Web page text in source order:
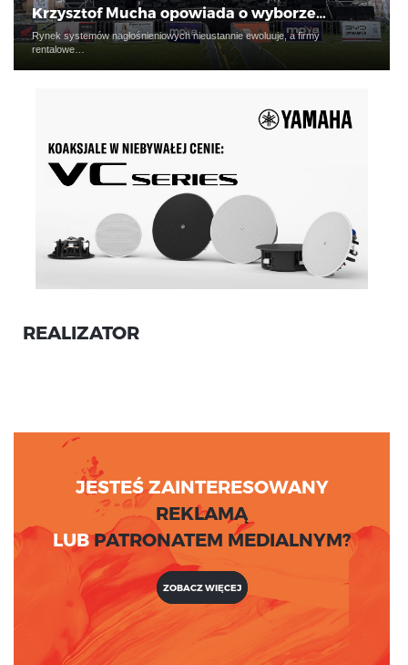
Krzysztof Mucha opowiada o wyborze…
Rynek systemów nagłośnieniowych nieustannie ewoluuje, a firmy
rentalowe…
REALIZATOR
JESTEŚ ZAINTERESOWANY
REKLAMĄ
LUBPATRONATEM MEDIALNYM?
ZOBACZ WIĘCEJ